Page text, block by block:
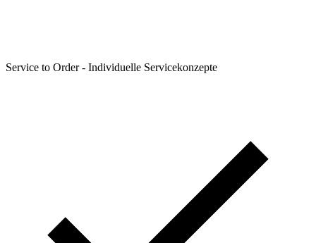
Service to Order - Individuelle Servicekonzepte